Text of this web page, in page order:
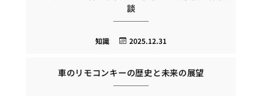
談
2025.12.31
知識
車のリモコンキーの歴史と未来の展望